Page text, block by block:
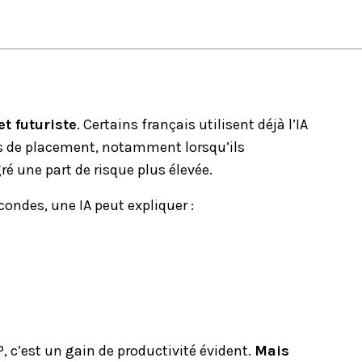
futuriste. Certains français utilisent déjà l’IA
de placement, notamment lorsqu’ils
une part de risque plus élevée.
une IA peut expliquer :
, c’est un gain de productivité évident. Mais